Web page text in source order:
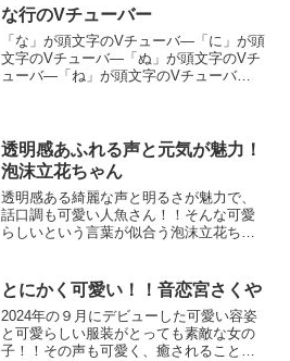
を魅了しています。彼女の個性あふれる
パフォーマンスは、...
な行のVチューバー
「な」が頭文字のVチューバ―「に」が頭
文字のVチューバ―「ぬ」が頭文字のVチ
ューバ―「ね」が頭文字のVチューバ
透明感あふれる声と元気が魅力！
泡沫立花ちゃん
透明感ある綺麗な声と明るさが魅力で、
話口調も可愛い人魚さん！！そんな可愛
らしいという言葉が似合う泡沫立花ちゃ
性澄んだ声の縁結び人魚！ゲームに雑
談、歌に食レポ、お芝居...
とにかく可愛い！！音恋宮さくや
2024年の９月にデビューした可愛い容姿
と可愛らしい服装がとっても素敵な女の
子！！その声も可愛く、癒されること間